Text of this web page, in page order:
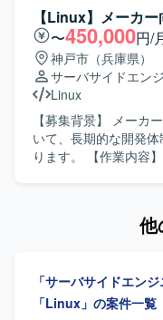
ンズ制御、露出制御
の画像データを整えて
位で実施いたします
ースソフトに対して
す。基本設計、詳細
総合テストまで一貫してご
物像】 能動的に作業
て取り組んでいただ
術的なコミュニケー
携しながら高精度な
発環境】 OSはLinux
制御ミドルウェアの開
【Linux】メーカ
〜450,000円/
神戸市（兵庫県）
サーバサイドエン
Linux
【募集背景】 メーカ
いて、長期的な開発
ります。 【作業内容】 設計～製造～テストまでの一連の開
【ポジションの魅力
ステム開発環境となり
他
「サーバサイドエン
「Linux」の案件一覧